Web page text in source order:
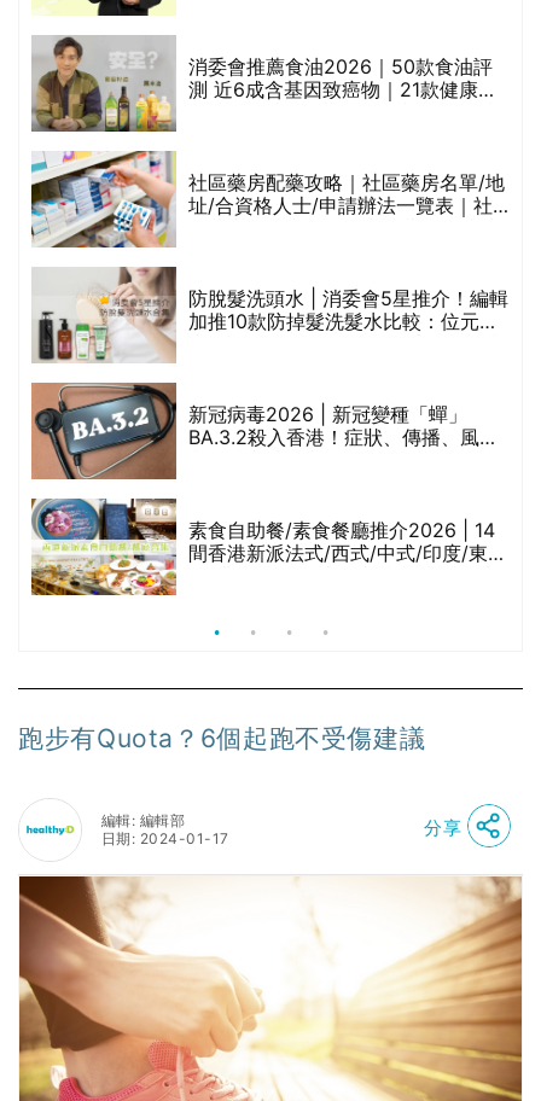
消委會推薦食油2026｜50款食油評
測 近6成含基因致癌物｜21款健康煮
社區藥房配藥攻略｜社區藥房名單/地
址/合資格人士/申請辦法一覽表｜社
防脫髮洗頭水 | 消委會5星推介！編輯
加推10款防掉髮洗髮水比較：位元
新冠病毒2026 | 新冠變種「蟬」
BA.3.2殺入香港！症狀、傳播、風險
素食自助餐/素食餐廳推介2026 | 14
間香港新派法式/西式/中式/印度/東南
跑步有Quota？6個起跑不受傷建議
編輯: 編輯部
日期: 2024-01-17
分享